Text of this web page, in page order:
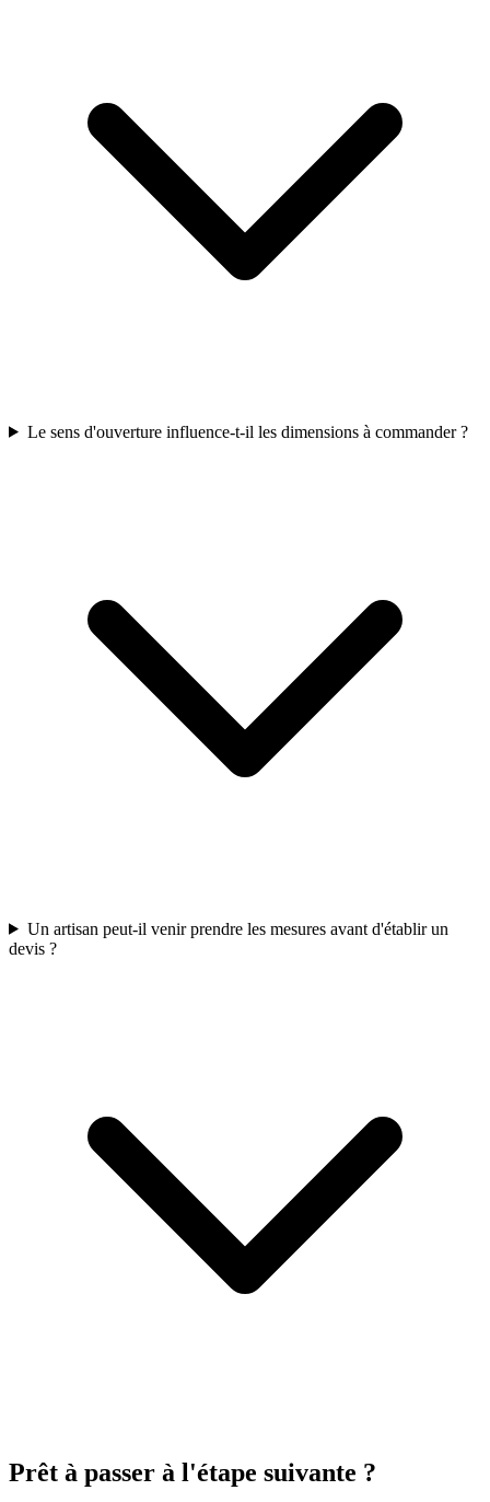
Le sens d'ouverture influence-t-il les dimensions à commander ?
Un artisan peut-il venir prendre les mesures avant d'établir un
devis ?
Prêt à passer à l'étape suivante ?